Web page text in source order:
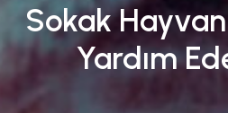
Sokak
Yardım